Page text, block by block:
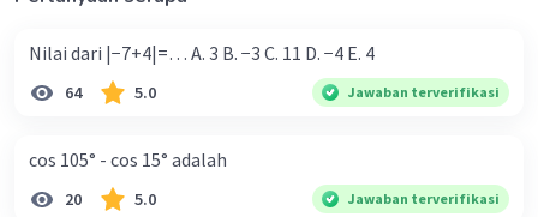
Nilai dari |−7+4|=… A. 3 B. −3 C. 11 D. −4 E. 4
64 5.0 Jawaban terverifikasi
cos 105° - cos 15° adalah
20 5.0 Jawaban terverifikasi